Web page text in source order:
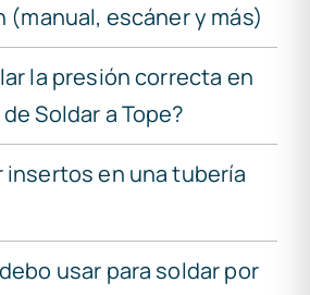
escáner y más)
la presión correcta en
Soldar a Tope?
insertos en una tubería
usar para soldar por